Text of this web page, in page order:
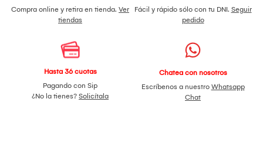
Compra online y retira en tienda. Ver
tiendas
Fácil y rápido sólo con tu DNI. Seguir
pedido
Hasta 36 cuotas
Pagando con Sip
¿No la tienes? Solicítala
Chatea con nosotros
Escríbenos a nuestro Whatsapp
Chat